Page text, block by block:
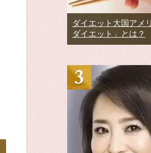
ダイエット大国アメ
ダイエット」とは？